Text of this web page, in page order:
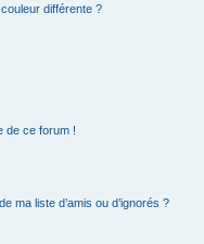
différente ?
de ce forum !
ma liste d’amis ou d’ignorés ?